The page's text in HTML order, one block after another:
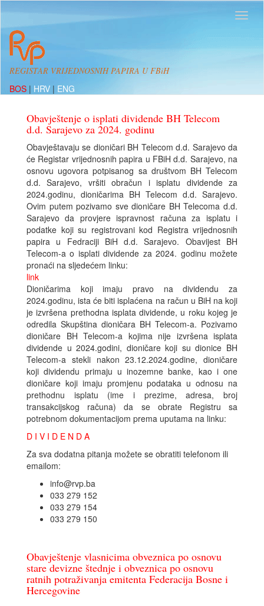
REGISTAR VRIJEDNOSNIH PAPIRA U FBiH
BOS | HRV | ENG
Obavještenje o isplati dividende BH Telecom
d.d. Sarajevo za 2024. godinu
Obavještavaju se dioničari BH Telecom d.d. Sarajevo da
će Registar vrijednosnih papira u FBiH d.d. Sarajevo, na
osnovu ugovora potpisanog sa društvom BH Telecom
d.d. Sarajevo, vršiti obračun i isplatu dividende za
2024.godinu, dioničarima BH Telecom d.d. Sarajevo.
Ovim putem pozivamo sve dioničare BH Telecoma d.d.
Sarajevo da provjere ispravnost računa za isplatu i
podatke koji su registrovani kod Registra vrijednosnih
papira u Fedraciji BiH d.d. Sarajevo. Obavijest BH
Telecom-a o isplati dividende za 2024. godinu možete
pronaći na sljedećem linku:
link
Dioničarima koji imaju pravo na dividendu za
2024.godinu, ista će biti isplaćena na račun u BiH na koji
je izvršena prethodna isplata dividende, u roku kojeg je
odredila Skupština dioničara BH Telecom-a. Pozivamo
dioničare BH Telecom-a kojima nije izvršena isplata
dividende u 2024.godini, dioničare koji su dionice BH
Telecom-a stekli nakon 23.12.2024.godine, dioničare
koji dividendu primaju u inozemne banke, kao i one
dioničare koji imaju promjenu podataka u odnosu na
prethodnu isplatu (ime i prezime, adresa, broj
transakcijskog računa) da se obrate Registru sa
potrebnom dokumentacijom prema uputama na linku:
D I V I D E N D A
Za sva dodatna pitanja možete se obratiti telefonom ili
emailom:
info@rvp.ba
033 279 152
033 279 154
033 279 150
Obavještenje vlasnicima obveznica po osnovu
stare devizne štednje i obveznica po osnovu
ratnih potraživanja emitenta Federacija Bosne i
Hercegovine